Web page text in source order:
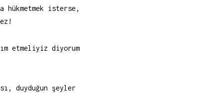
hükmetmek isterse,
etmeliyiz diyorum
duyduğun şeyler